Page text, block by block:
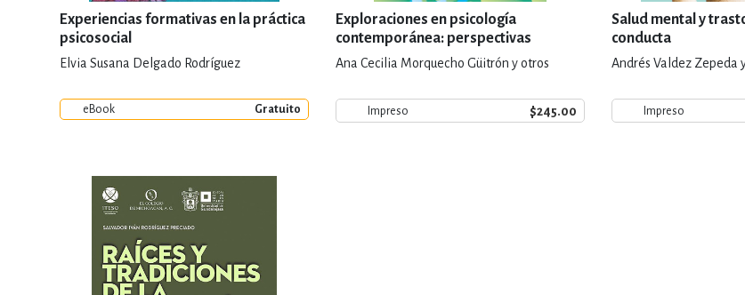
Experiencias formativas en la práctica
psicosocial
Elvia Susana Delgado Rodríguez
eBook Gratuito
Exploraciones en psicología
contemporánea: perspectivas
emergentes
Ana Cecilia Morquecho Güitrón y otros
Impreso $245.00
Salud mental y
conducta
Andrés Valdez Zepeda
Impreso